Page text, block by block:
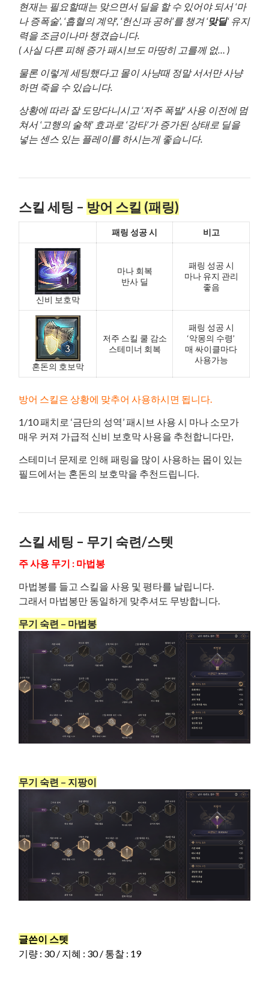
현재는 필요할때는 맞으면서 딜을 할 수 있어야 되서 ‘마
나 증폭술’, ‘흡혈의 계약’, ‘헌신과 공허’를 챙겨 ‘맞딜‘ 유지
력을 조금이나마 챙겼습니다.
( 사실 다른 피해 증가 패시브도 마땅히 고를께 없… )
물론 이렇게 세팅했다고 몰이 사냥때 정말 서서만 사냥
하면 죽을 수 있습니다.
상황에 따라 잘 도망다니시고 ‘저주 폭발’ 사용 이전에 멈
쳐서 ‘고행의 술책’ 효과로 ‘강타’가 증가된 상태로 딜을
넣는 센스 있는 플레이를 하시는게 좋습니다.
스킬 세팅 – 방어 스킬 (패링)
패링 성공 시 비고
신비 보호막
마나 회복
반사 딜
패링 성공 시
마나 유지 관리
좋음
혼돈의 호보막
저주 스킬 쿨 감소
스테미너 회복
패링 성공 시
‘악몽의 수령’
매 싸이클마다
사용가능
방어 스킬은 상황에 맞추어 사용하시면 됩니다.
1/10 패치로 ‘금단의 성역’ 패시브 사용 시 마나 소모가
매우 커져 가급적 신비 보호막 사용을 추천합니다만,
스테미너 문제로 인해 패링을 많이 사용하는 몹이 있는
필드에서는 혼돈의 보호막을 추천드립니다.
스킬 세팅 – 무기 숙련/스텟
주 사용 무기 : 마법봉
마법봉를 들고 스킬을 사용 및 평타를 날립니다.
그래서 마법봉만 동일하게 맞추셔도 무방합니다.
무기 숙련 – 마법봉
무기 숙련 – 지팡이
글쓴이 스텟
기량 : 30 / 지혜 : 30 / 통찰 : 19